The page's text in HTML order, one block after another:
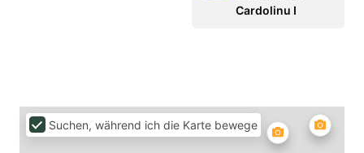
Cardolinu I
Suchen, während ich die Karte bewege